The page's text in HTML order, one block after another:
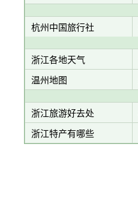
杭州中国旅行社
浙江各地天气
温州地图
浙江旅游好去处
浙江特产有哪些